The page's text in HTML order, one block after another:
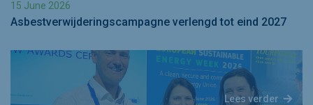
15 June 2026
Asbestverwijderingscampagne verlengd tot eind 2027
Lees verder